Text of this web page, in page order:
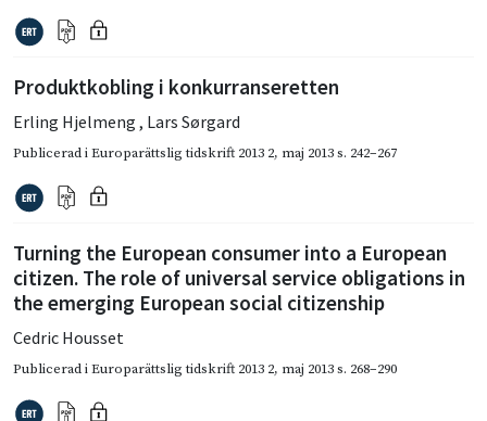
Produktkobling i konkurranseretten
Erling Hjelmeng , Lars Sørgard
Publicerad iEuroparättslig tidskrift 2013 2, maj 2013s. 242–267
Turning the European consumer into a European
citizen. The role of universal service obligations in
the emerging European social citizenship
Cedric Housset
Publicerad iEuroparättslig tidskrift 2013 2, maj 2013s. 268–290